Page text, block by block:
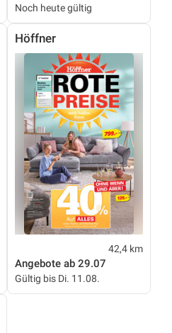
Noch heute gültig
Höffner
42,4 km
Angebote ab 29.07
Gültig bis Di. 11.08.